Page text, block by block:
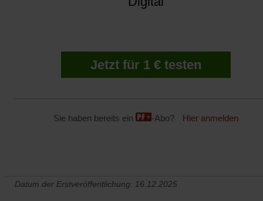
Jetzt für 1 € testen
Sie haben bereits ein -Abo? Hier anmelden
Datum der Erstveröffentlichung: 16.12.2025